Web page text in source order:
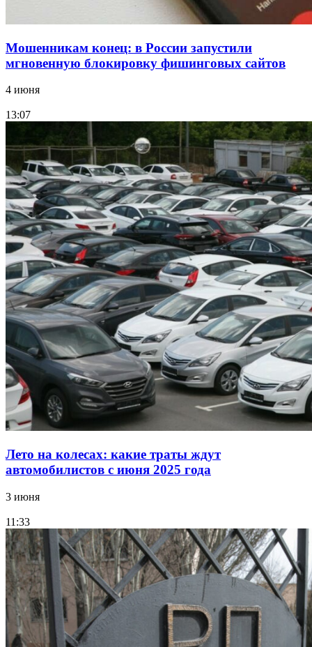
Мошенникам конец: в России запустили
мгновенную блокировку фишинговых сайтов
4 июня
13:07
Лето на колесах: какие траты ждут
автомобилистов с июня 2025 года
3 июня
11:33